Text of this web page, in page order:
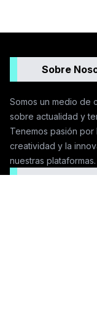
Sobre
Somos un medio de
sobre actualidad y
Tenemos pasión por
creatividad y la
nuestras plataformas.